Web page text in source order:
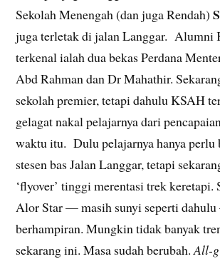
Sekolah Menengah (dan juga Rendah)
juga terletak di jalan Langgar. Alumni
terkenal ialah dua bekas Perdana
Abd Rahman dan Dr Mahathir.
sekolah premier, tetapi dahulu KSAH
gelagat nakal pelajarnya dari
waktu itu. Dulu pelajarnya hanya perlu
stesen bas Jalan Langgar, tetapi
‘flyover’ tinggi merentasi trek keretapi.
Alor Star — masih sunyi seperti
berhampiran. Mungkin tidak banyak
sekarang ini. Masa sudah berubah.All-